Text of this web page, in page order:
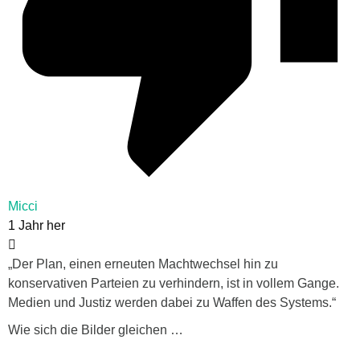
Micci
1 Jahr her
„Der Plan, einen erneuten Machtwechsel hin zu
konservativen Parteien zu verhindern, ist in vollem Gange.
Medien und Justiz werden dabei zu Waffen des Systems.“
Wie sich die Bilder gleichen …